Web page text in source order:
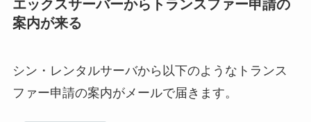
エックスサーバーからトランスファー申請の
案内が来る
シン・レンタルサーバから以下のようなトランス
ファー申請の案内がメールで届きます。